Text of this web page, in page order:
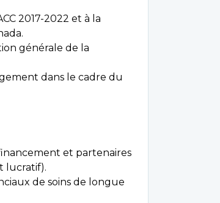
2017-2022 et à la
générale de la
dans le cadre du
et partenaires
lucratif).
de soins de longue